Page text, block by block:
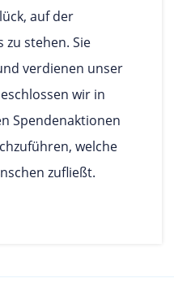
auf der
zu stehen. Sie
verdienen unser
wir in
Spendenaktionen
welche
zufließt.